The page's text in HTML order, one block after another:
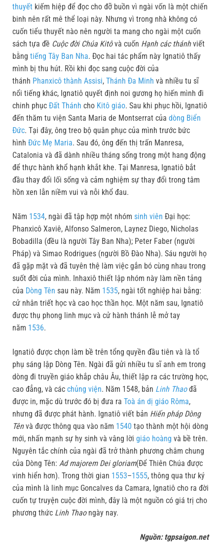
thuyết kiếm hiệp để đọc cho đỡ buồn vì ngài vốn là một chiến
binh nên rất mê thể loại này. Nhưng vì trong nhà không có
cuốn tiểu thuyết nào nên người ta mang cho ngài một cuốn
sách tựa đề Cuộc đời Chúa Kitôvà cuốn Hạnh các thánhviết
bằng tiếng Tây Ban Nha. Đọc hai tác phẩm này Ignatiô thấy
mình bị thu hút. Rồi khi đọc sang cuộc đời của
thánh Phanxicô thành Assisi, Thánh Đa Minh và nhiều tu sĩ
nổi tiếng khác, Ignatiô quyết định noi gương họ hiến mình đi
chinh phục Đất Thánh cho Kitô giáo. Sau khi phục hồi, Ignatiô
đến thăm tu viện Santa Maria de Montserrat của dòng Biển
Đức. Tại đây, ông treo bộ quân phục của mình trước bức
hình Đức Mẹ Maria. Sau đó, ông đến thị trấn Manresa,
Catalonia và đã dành nhiều tháng sống trong một hang động
để thực hành khổ hạnh khắt khe. Tại Manresa, Ignatiô bắt
đầu thay đổi lối sống và cảm nghiệm sự thay đổi trong tâm
hồn xen lẫn niềm vui và nỗi khổ đau.
Năm 1534, ngài đã tập hợp một nhóm sinh viên Đại học:
Phanxicô Xaviê, Alfonso Salmeron, Laynez Diego, Nicholas
Bobadilla (đều là người Tây Ban Nha); Peter Faber (người
Pháp) và Simao Rodrigues (người Bồ Đào Nha). Sáu người họ
đã gặp mặt và đã tuyên thệ làm việc gắn bó cùng nhau trong
suốt đời của mình. Inhaxiô thiết lập nhóm này làm nền tảng
của Dòng Tên sau này. Năm 1535, ngài tốt nghiệp hai bằng:
cử nhân triết học và cao học thần học. Một năm sau, Ignatiô
được thụ phong linh mục và cử hành thánh lễ mở tay
năm 1536.
Ignatiô được chọn làm bề trên tổng quyền đầu tiên và là tổ
phụ sáng lập Dòng Tên. Ngài đã gửi nhiều tu sĩ anh em trong
dòng đi truyền giáo khắp châu Âu, thiết lập ra các trường học,
cao đẳng, và các chủng viện. Năm 1548, bản Linh Thaođã
được in, mặc dù trước đó bị đưa ra Toà án dị giáo Rôma,
nhưng đã được phát hành. Ignatiô viết bản Hiến pháp Dòng
Tênvà được thông qua vào năm 1540 tạo thành một hội dòng
mới, nhấn mạnh sự hy sinh và vâng lời giáo hoàng và bề trên.
Nguyên tắc chính của ngài đã trở thành phương châm chung
của Dòng Tên: Ad majorem Dei gloriam(Để Thiên Chúa được
vinh hiển hơn). Trong thời gian 1553–1555, thông qua thư ký
của mình là linh mục Goncalves da Camara, Ignatiô cho ra đời
cuốn tự truyện cuộc đời mình, đây là một nguồn có giá trị cho
phương thức Linh Thaongày nay.
Nguồn: tgpsaigon.net